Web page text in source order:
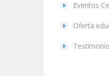
Eventos
Oferta